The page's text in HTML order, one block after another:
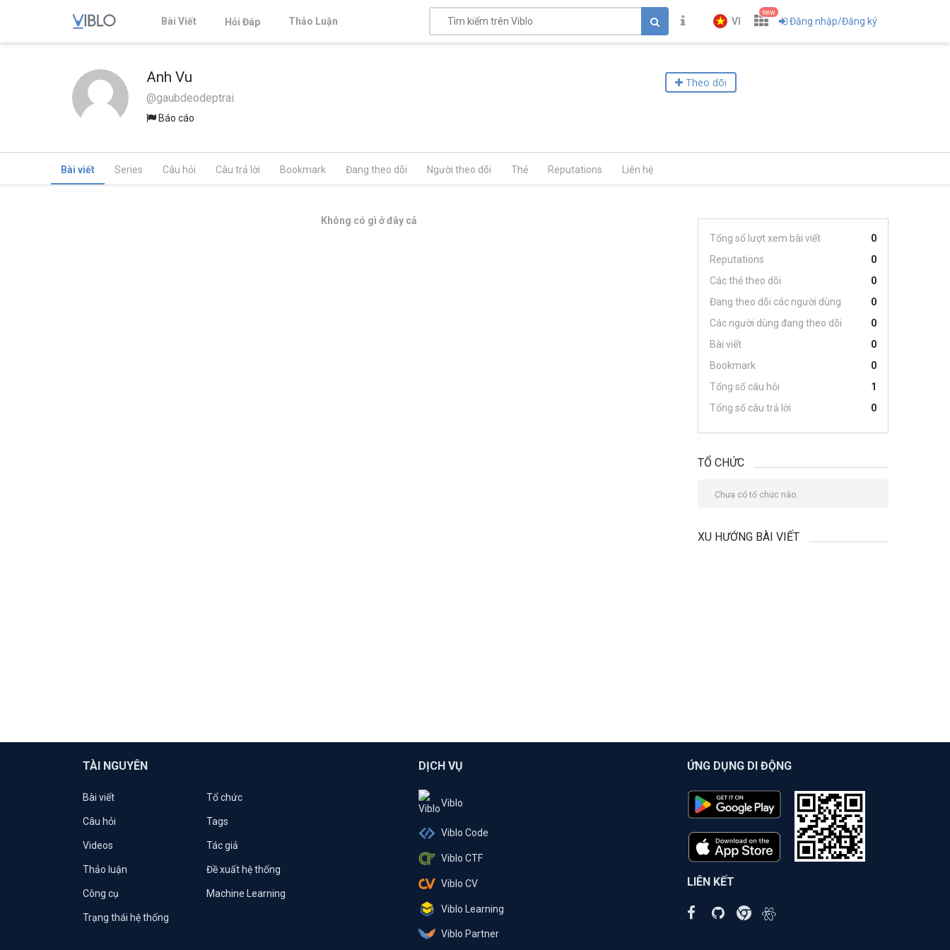
Bài Viết Hỏi Đáp Thảo Luận VI
new
Đăng nhập/Đăng ký
Anh Vu
@gaubdeodeptrai
Báo cáo
Theo dõi
Bài viết Series Câu hỏi Câu trả lời Bookmark Đang theo dõi Người theo dõi Thẻ Reputations Liên hệ
Không có gì ở đây cả
Tổng số lượt xem bài viết
0
Reputations
0
Các thẻ theo dõi
0
Đang theo dõi các người dùng
0
Các người dùng đang theo dõi
0
Bài viết
0
Bookmark
0
Tổng số câu hỏi
1
Tổng số câu trả lời
0
TỔ CHỨC
Chưa có tổ chức nào.
XU HƯỚNG BÀI VIẾT
TÀI NGUYÊN
Bài viết Tổ chức
Câu hỏi Tags
Videos Tác giả
Thảo luận Đề xuất hệ thống
Công cụ Machine Learning
Trạng thái hệ thống
DỊCH VỤ
Viblo
Viblo Code
Viblo CTF
Viblo CV
Viblo Learning
Viblo Partner
ỨNG DỤNG DI ĐỘNG
LIÊN KẾT